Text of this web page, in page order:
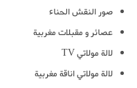
صور النقش الحناء
عصائر و مقبلات مغربية
لالة مولاتي TV
لالة مولاتي اناقة مغربية